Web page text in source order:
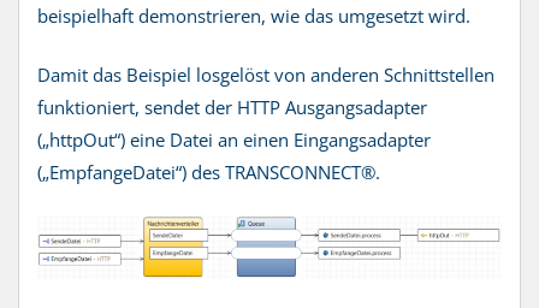
beispielhaft demonstrieren, wie das umgesetzt wird.
Damit das Beispiel losgelöst von anderen Schnittstellen
funktioniert, sendet der HTTP Ausgangsadapter
(„httpOut“) eine Datei an einen Eingangsadapter
(„EmpfangeDatei“) des TRANSCONNECT®.